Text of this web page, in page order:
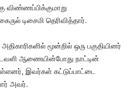
விண்ணப்பிக்குமாறு
டிசைமி தெரிவித்தார்.
அதிகாரிகளில் மூன்றில் ஒரு பகுதியினர்
ஆணையின்போது நாட்டின்
இவர்கள் கட்டுப்பாட்டை
அவர்.